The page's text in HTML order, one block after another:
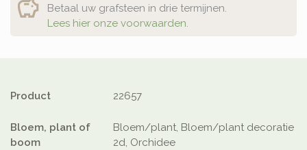
Betaal uw grafsteen in drie termijnen.
Lees hier onze voorwaarden.
Product 22657
Bloem, plant of
boom
Bloem/plant, Bloem/plant decoratie
2d, Orchidee